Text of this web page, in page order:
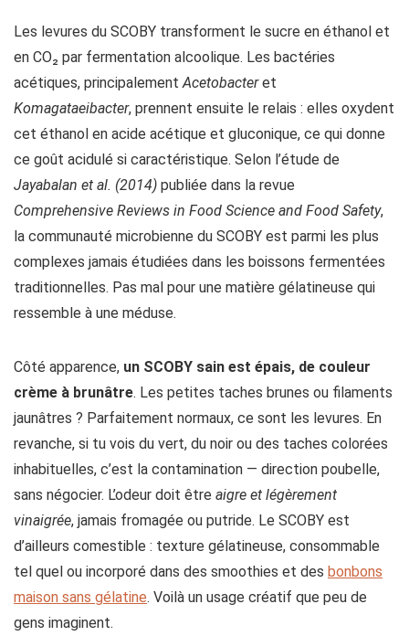
Les levures du SCOBY transforment le sucre en éthanol et
en CO₂ par fermentation alcoolique. Les bactéries
acétiques, principalementAcetobacteret
Komagataeibacter, prennent ensuite le relais : elles oxydent
cet éthanol en acide acétique et gluconique, ce qui donne
ce goût acidulé si caractéristique. Selon l’étude de
Jayabalan et al. (2014) publiée dans la revue
Comprehensive Reviews in Food Science and Food Safety,
la communauté microbienne du SCOBY est parmi les plus
complexes jamais étudiées dans les boissons fermentées
traditionnelles. Pas mal pour une matière gélatineuse qui
ressemble à une méduse.
Côté apparence, un SCOBY sain est épais, de couleur
crème à brunâtre. Les petites taches brunes ou filaments
jaunâtres ? Parfaitement normaux, ce sont les levures. En
revanche, si tu vois du vert, du noir ou des taches colorées
inhabituelles, c’est la contamination — direction poubelle,
sans négocier. L’odeur doit être aigre et légèrement
vinaigrée, jamais fromagée ou putride. Le SCOBY est
d’ailleurs comestible : texture gélatineuse, consommable
tel quel ou incorporé dans des smoothies et des bonbons
maison sans gélatine. Voilà un usage créatif que peu de
gens imaginent.